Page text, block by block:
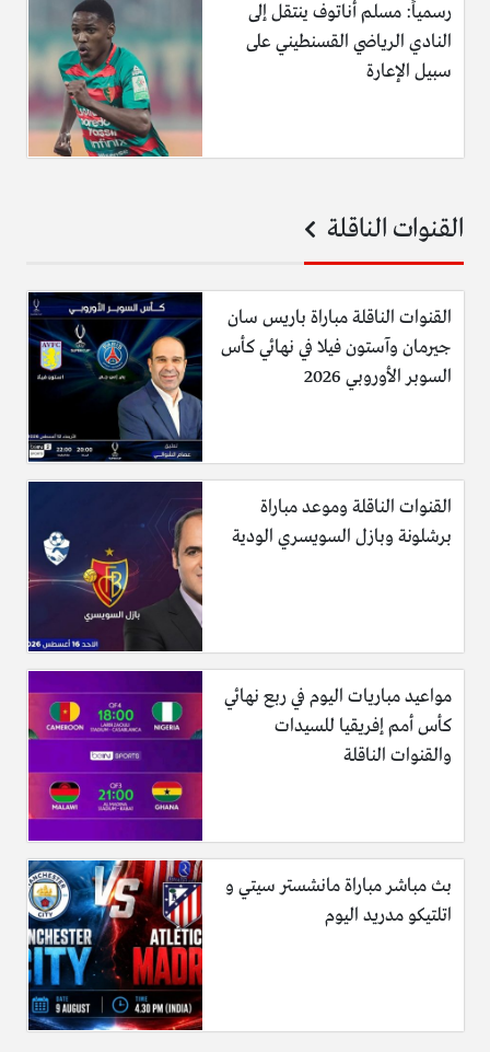
رسمياً: مسلم أناتوف ينتقل إلى
النادي الرياضي القسنطيني على
سبيل الإعارة
القنوات الناقلة
القنوات الناقلة مباراة باريس سان
جيرمان وآستون فيلا في نهائي كأس
السوبر الأوروبي 2026
القنوات الناقلة وموعد مباراة
برشلونة وبازل السويسري الودية
مواعيد مباريات اليوم في ربع نهائي
كأس أمم إفريقيا للسيدات
والقنوات الناقلة
بث مباشر مباراة مانشستر سيتي و
اتلتيكو مدريد اليوم